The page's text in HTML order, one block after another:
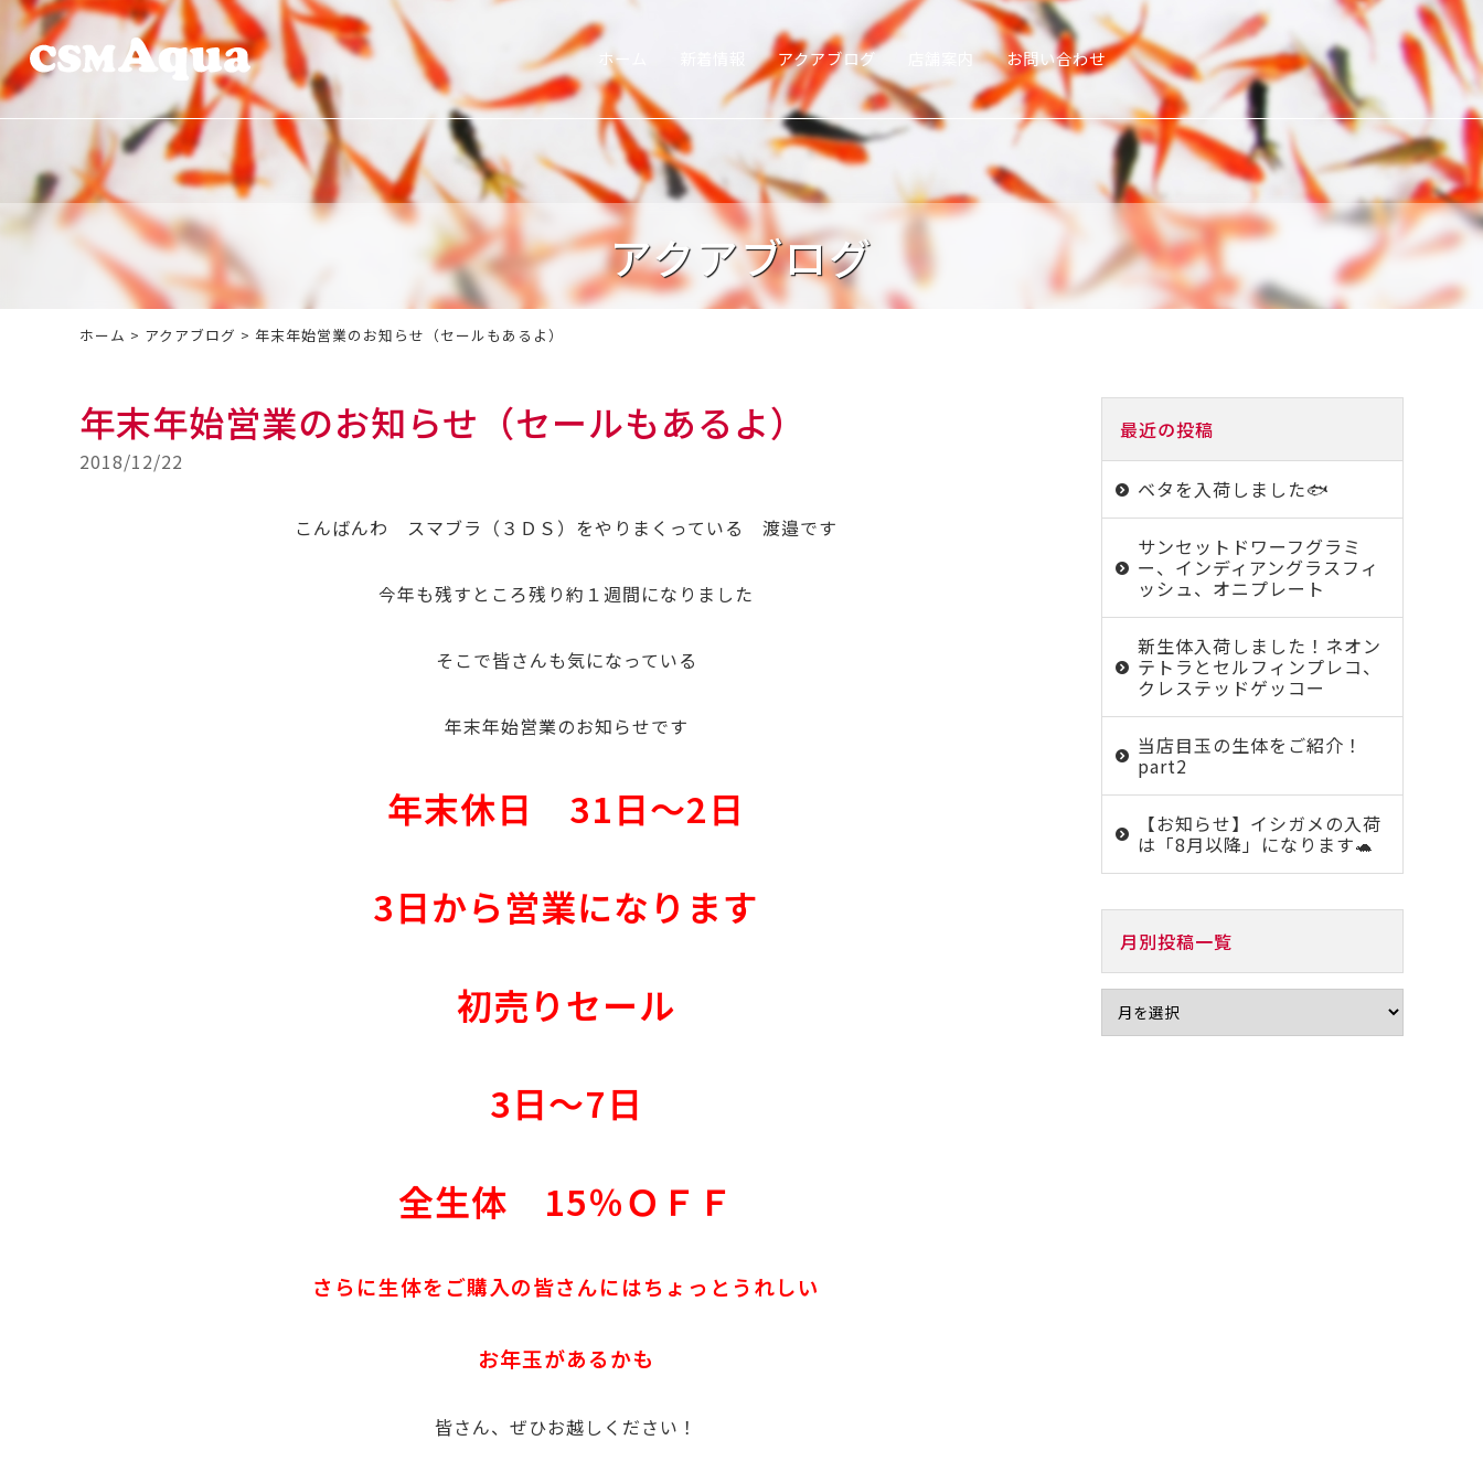
ホーム アクアブログ お問い合わせ
アクアブログ
ホーム > アクアブログ > 年末年始営業のお知らせ（セールもあるよ）
年末年始営業のお知らせ（セールもあるよ）
2018/12/22
こんばんわ スマブラ（３ＤＳ）をやりまくっている 渡邉です
今年も残すところ残り約１週間になりました
そこで皆さんも気になっている
年末年始営業のお知らせです
年末休日 31日～2日
3日から営業になります
初売りセール
3日～7日
全生体 15％ＯＦＦ
さらに生体をご購入の皆さんにはちょっとうれしい
お年玉があるかも
皆さん、ぜひお越しください！
最近の投稿
ベタを入荷しました🐟
サンセットドワーフグラミ
ー、インディアングラスフィ
ッシュ、オニプレート
新生体入荷しました！ネオン
テトラとセルフィンプレコ、
クレステッドゲッコー
当店目玉の生体をご紹介！
part2
【お知らせ】イシガメの入荷
は「8月以降」になります🐢
月別投稿一覧